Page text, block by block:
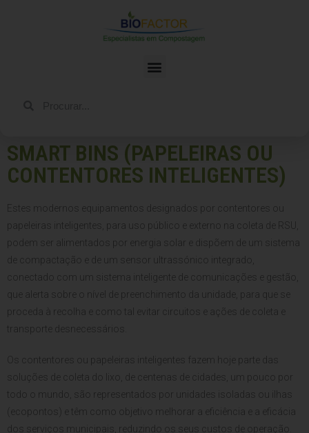
SMART BINS (PAPELEIRAS OU
CONTENTORES INTELIGENTES)
Estes modernos equipamentos designados por contentores ou
papeleiras inteligentes, para uso público e externo na coleta de RSU,
podem ser alimentados por energia solar e dispõem de um sistema
de compactação e de um sensor ultrassónico integrado,
conectado com um sistema inteligente de comunicações e gestão,
que alerta sobre o nível de preenchimento da unidade, para que se
proceda à recolha e como tal evitar circuitos e ações de coleta e
transporte desnecessários.
Os contentores ou papeleiras inteligentes fazem hoje parte das
soluções de coleta do lixo, de centenas de cidades, um pouco por
todo o mundo, são representados por unidades isoladas ou ilhas
(ecopontos) e têm como objetivo melhorar a eficiência e a eficácia
dos serviços municipais, reduzindo os seus custos de operação.